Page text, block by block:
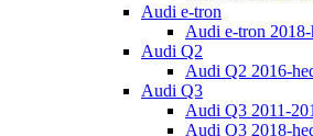
Audi e-tron
Audi e-tron 2018-
Audi Q2
Audi Q2 2016-
Audi Q3
Audi Q3 2011-
Audi Q3 2018-